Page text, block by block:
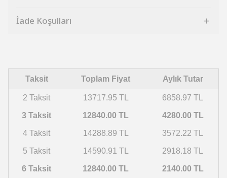
İade Koşulları
Taksit Toplam Fiyat Aylık Tutar
2 Taksit 13717.95 TL 6858.97 TL
3 Taksit 12840.00 TL 4280.00 TL
4 Taksit 14288.89 TL 3572.22 TL
5 Taksit 14590.91 TL 2918.18 TL
6 Taksit 12840.00 TL 2140.00 TL